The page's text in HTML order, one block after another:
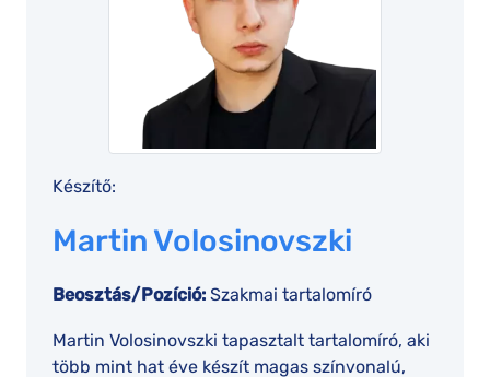
Készítő:
Martin Volosinovszki
Beosztás/Pozíció: Szakmai tartalomíró
Martin Volosinovszki tapasztalt tartalomíró, aki
több mint hat éve készít magas színvonalú,